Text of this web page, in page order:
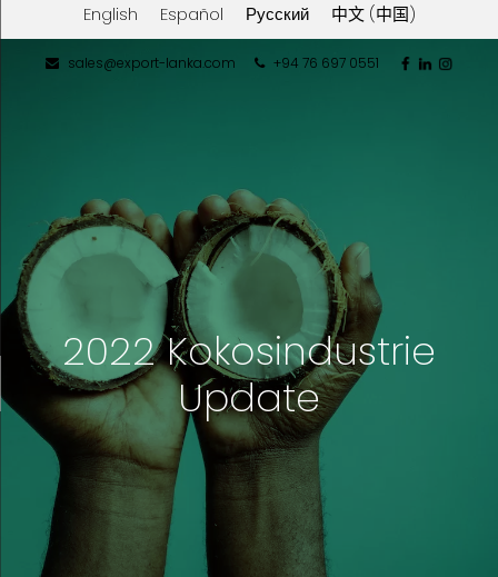
English Español Русский 中文 (中国)
sales@export-lanka.com +94 76 697 0551
2022 Kokosindustrie
Update